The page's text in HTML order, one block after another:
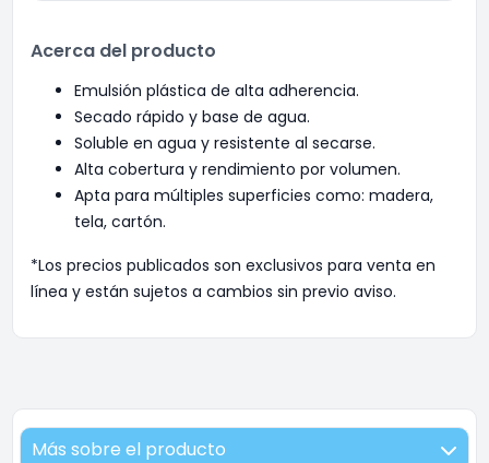
Acerca del producto
Emulsión plástica de alta adherencia.
Secado rápido y base de agua.
Soluble en agua y resistente al secarse.
Alta cobertura y rendimiento por volumen.
Apta para múltiples superficies como: madera,
tela, cartón.
*Los precios publicados son exclusivos para venta en
línea y están sujetos a cambios sin previo aviso.
Más sobre el producto